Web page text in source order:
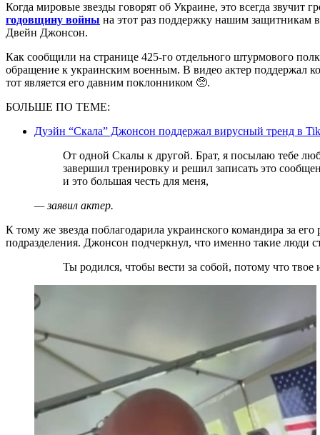
Когда мировые звезды говорят об Украине, это всегда звучит
годовщину войны на этот раз поддержку нашим защитникам
Двейн Джонсон.
Как сообщили на странице 425-го отдельного штурмового
обращение к украинским военным. В видео актер поддержал
тот является его давним поклонником 🥺.
БОЛЬШЕ ПО ТЕМЕ:
Дуэйн “Скала” Джонсон поддержал вирусный тренд в
От одной Скалы к другой. Брат, я посылаю тебе любовь из “железного рая”. Я только что
завершил тренировку и решил записать это
и это большая честь для меня,
— заявил актер.
К тому же звезда поблагодарила украинского командира за
подразделения. Джонсон подчеркнул, что именно такие люди
Ты родился, чтобы вести за собой, потому что